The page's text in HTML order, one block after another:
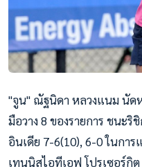
"จูน" ณัฐนิดา หลวงแนม นัด
มือวาง 8 ของรายการ ชนะริ
อินเดีย 7-6(10), 6-0 ในกา
เทนนิสไอทีเอฟ โปรเซอร์กิ